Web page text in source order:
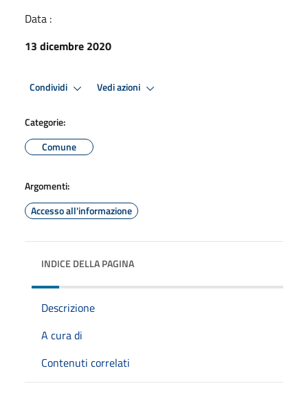
Data :
13 dicembre 2020
Condividi Vedi azioni
Categorie:
Comune
Argomenti:
Accesso all'informazione
INDICE DELLA PAGINA
Descrizione
A cura di
Contenuti correlati